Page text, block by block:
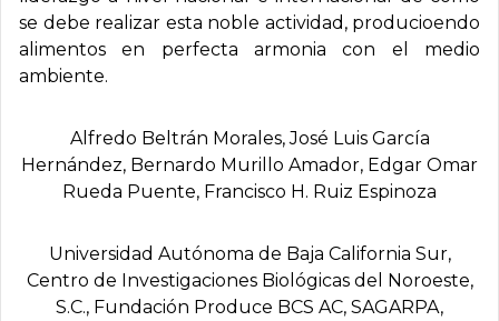
se debe realizar esta noble actividad, producioendo
alimentos en perfecta armonia con el medio
ambiente.
Alfredo Beltrán Morales, José Luis Garcí­a
Hernández, Bernardo Murillo Amador, Edgar Omar
Rueda Puente, Francisco H. Ruiz Espinoza
Universidad Autónoma de Baja California Sur,
Centro de Investigaciones Biológicas del Noroeste,
S.C., Fundación Produce BCS AC, SAGARPA,